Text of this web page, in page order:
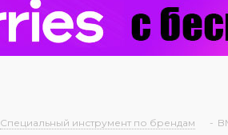
Специальный инструмент по брендам -